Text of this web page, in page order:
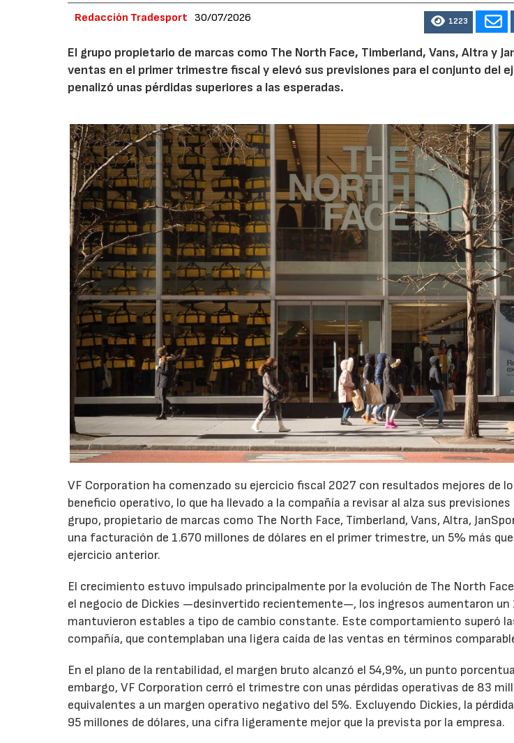
Redacción Tradesport 30/07/2026 1223
El grupo propietario de marcas como The North Face, Timberland, Vans, Altra y
ventas en el primer trimestre fiscal y elevó sus previsiones para el conjunto del
penalizó unas pérdidas superiores a las esperadas.
VF Corporation ha comenzado su ejercicio fiscal 2027 con resultados mejores de
beneficio operativo, lo que ha llevado a la compañía a revisar al alza sus
grupo, propietario de marcas como The North Face, Timberland, Vans, Altra,
una facturación de 1.670 millones de dólares en el primer trimestre, un 5% más
ejercicio anterior.
El crecimiento estuvo impulsado principalmente por la evolución de The North
el negocio de Dickies —desinvertido recientemente—, los ingresos aumentaron un
mantuvieron estables a tipo de cambio constante. Este comportamiento superó
compañía, que contemplaban una ligera caída de las ventas en términos
En el plano de la rentabilidad, el margen bruto alcanzó el 54,9%, un punto
embargo, VF Corporation cerró el trimestre con unas pérdidas operativas de 83
equivalentes a un margen operativo negativo del 5%. Excluyendo Dickies, la
95 millones de dólares, una cifra ligeramente mejor que la prevista por la empresa.